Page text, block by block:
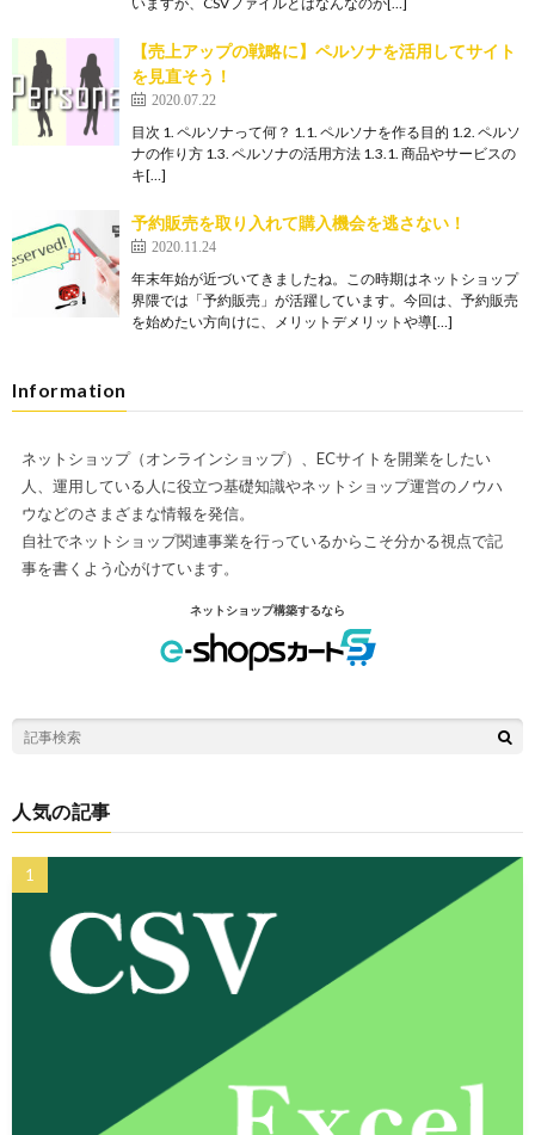
【売上アップの戦略に】ペルソナを活用してサイト
を見直そう！
2020.07.22
目次 1. ペルソナって何？ 1.1. ペルソナを作る目的 1.2. ペルソ
ナの作り方 1.3. ペルソナの活用方法 1.3.1. 商品やサービスの
キ[…]
予約販売を取り入れて購入機会を逃さない！
2020.11.24
年末年始が近づいてきましたね。この時期はネットショップ
界隈では「予約販売」が活躍しています。今回は、予約販売
を始めたい方向けに、メリットデメリットや導[…]
Information
ネットショップ（オンラインショップ）、ECサイトを開業をしたい
人、運用している人に役立つ基礎知識やネットショップ運営のノウハ
ウなどのさまざまな情報を発信。
自社でネットショップ関連事業を行っているからこそ分かる視点で記
事を書くよう心がけています。
ネットショップ構築するなら
人気の記事